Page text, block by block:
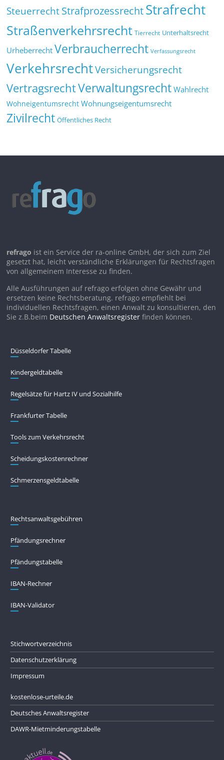
SteuerrechtStrafprozessrechtStrafrecht
Straßenverkehrsrecht Tierrecht Unterhaltsrecht
Urheberrecht Verbraucherrecht Verfassungsrecht
VerkehrsrechtVersicherungsrecht
VertragsrechtVerwaltungsrecht Wahlrecht
Wohneigentumsrecht Wohnungseigentumsrecht
Zivilrecht Öffentliches Recht
refrago ist ein Service der ra-online GmbH, der sich zum Ziel
gesetzt hat, leicht verständliche Erklärungen für Rechtsfragen
von allgemeinem Interesse zu finden.
Alle Ausführungen auf refrago erfolgen ohne Gewähr und
ersetzen keine Rechtsberatung. refrago empfiehlt bei
individuellen Rechtsfragen, einen Anwalt zu konsultieren, den
Sie z.B.beim Deutschen Anwaltsregister finden können.
Düsseldorfer Tabelle
Kindergeldtabelle
Regelsätze für Hartz IV und Sozialhilfe
Frankfurter Tabelle
Tools zum Verkehrsrecht
Scheidungskostenrechner
Schmerzensgeldtabelle
Rechtsanwaltsgebühren
Pfändungs­rechner
Pfändungs­tabelle
IBAN-Rechner
IBAN-Validator
Stichwortverzeichnis
Datenschutzerklärung
Impressum
kostenlose-urteile.de
Deutsches Anwaltsregister
DAWR-Mietminderungstabelle